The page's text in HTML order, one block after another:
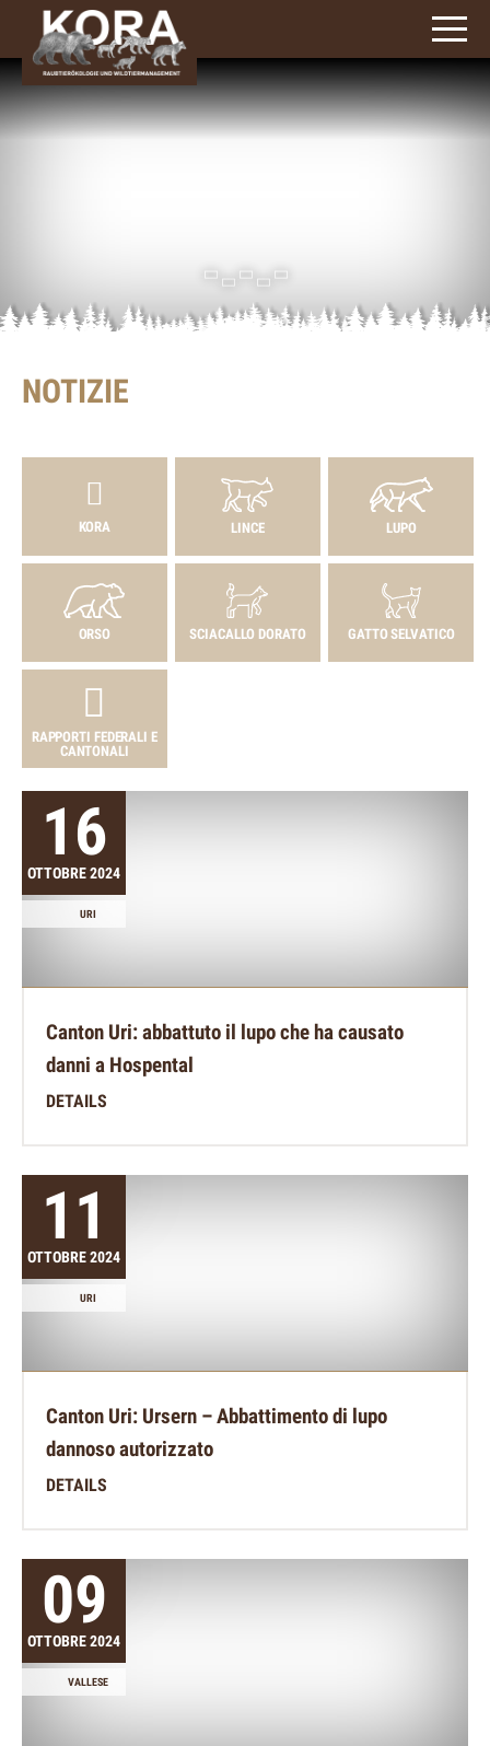
signs)
NOTIZIE
KORA LINCE LUPO
ORSO SCIACALLO DORATO GATTO SELVATICO
RAPPORTI FEDERALI E
CANTONALI
16
OTTOBRE 2024
URI
Canton Uri: abbattuto il lupo che ha causato
danni a Hospental
DETAILS
11
OTTOBRE 2024
URI
Canton Uri: Ursern – Abbattimento di lupo
dannoso autorizzato
DETAILS
09
OTTOBRE 2024
VALLESE